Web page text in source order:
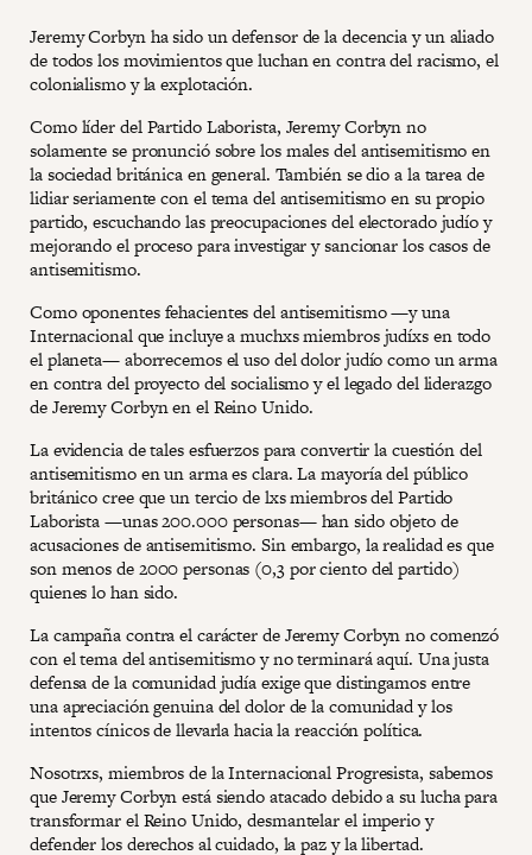
Jeremy Corbyn ha sido un defensor de la decencia y un aliado
de todos los movimientos que luchan en contra del racismo, el
colonialismo y la explotación.
Como líder del Partido Laborista, Jeremy Corbyn no
solamente se pronunció sobre los males del antisemitismo en
la sociedad británica en general. También se dio a la tarea de
lidiar seriamente con el tema del antisemitismo en su propio
partido, escuchando las preocupaciones del electorado judío y
mejorando el proceso para investigar y sancionar los casos de
antisemitismo.
Como oponentes fehacientes del antisemitismo —y una
Internacional que incluye a muchxs miembros judíxs en todo
el planeta— aborrecemos el uso del dolor judío como un arma
en contra del proyecto del socialismo y el legado del liderazgo
de Jeremy Corbyn en el Reino Unido.
La evidencia de tales esfuerzos para convertir la cuestión del
antisemitismo en un arma es clara. La mayoría del público
británico cree que un tercio de lxs miembros del Partido
Laborista —unas 200.000 personas— han sido objeto de
acusaciones de antisemitismo. Sin embargo, la realidad es que
son menos de 2000 personas (0,3 por ciento del partido)
quienes lo han sido.
La campaña contra el carácter de Jeremy Corbyn no comenzó
con el tema del antisemitismo y no terminará aquí. Una justa
defensa de la comunidad judía exige que distingamos entre
una apreciación genuina del dolor de la comunidad y los
intentos cínicos de llevarla hacia la reacción política.
Nosotrxs, miembros de la Internacional Progresista, sabemos
que Jeremy Corbyn está siendo atacado debido a su lucha para
transformar el Reino Unido, desmantelar el imperio y
defender los derechos al cuidado, la paz y la libertad.